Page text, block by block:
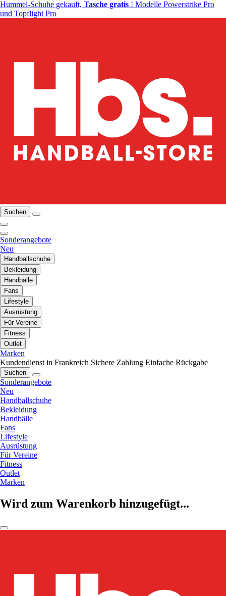
Hummel-Schuhe gekauft, Tasche gratis ! Modelle Powerstrike Pro
und Topflight Pro
Suchen
Sonderangebote
Neu
Handballschuhe
Bekleidung
Handbälle
Fans
Lifestyle
Ausrüstung
Für Vereine
Fitness
Outlet
Marken
Kundendienst in Frankreich Sichere Zahlung Einfache Rückgabe
Suchen
Sonderangebote
Neu
Handballschuhe
Bekleidung
Handbälle
Fans
Lifestyle
Ausrüstung
Für Vereine
Fitness
Outlet
Marken
Wird zum Warenkorb hinzugefügt...